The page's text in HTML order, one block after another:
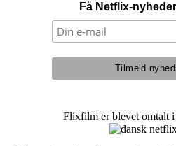
Få Netflix-
Flixfilm er blevet omtalt i